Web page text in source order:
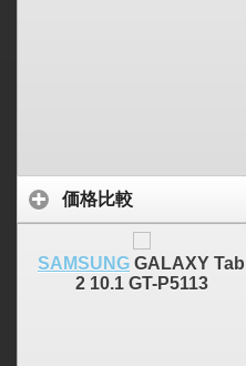
価格比較
SAMSUNG GALAXY Tab
2 10.1 GT-P5113